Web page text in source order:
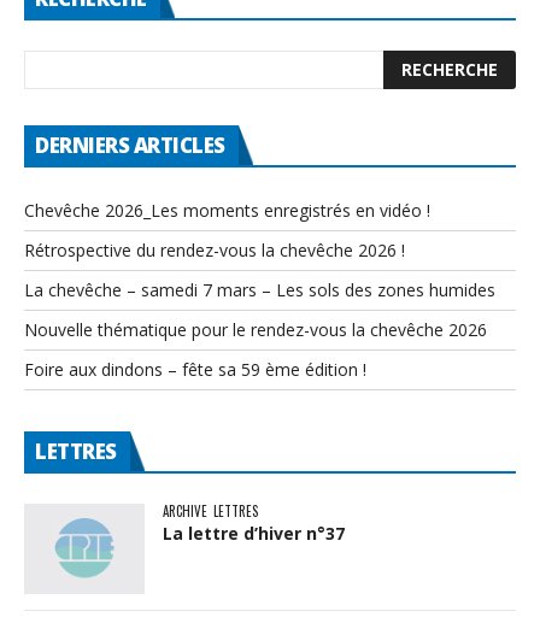
DERNIERS ARTICLES
Chevêche 2026_Les moments enregistrés en vidéo !
Rétrospective du rendez-vous la chevêche 2026 !
La chevêche – samedi 7 mars – Les sols des zones humides
Nouvelle thématique pour le rendez-vous la chevêche 2026
Foire aux dindons – fête sa 59 ème édition !
LETTRES
ARCHIVE LETTRES
La lettre d’hiver n°37